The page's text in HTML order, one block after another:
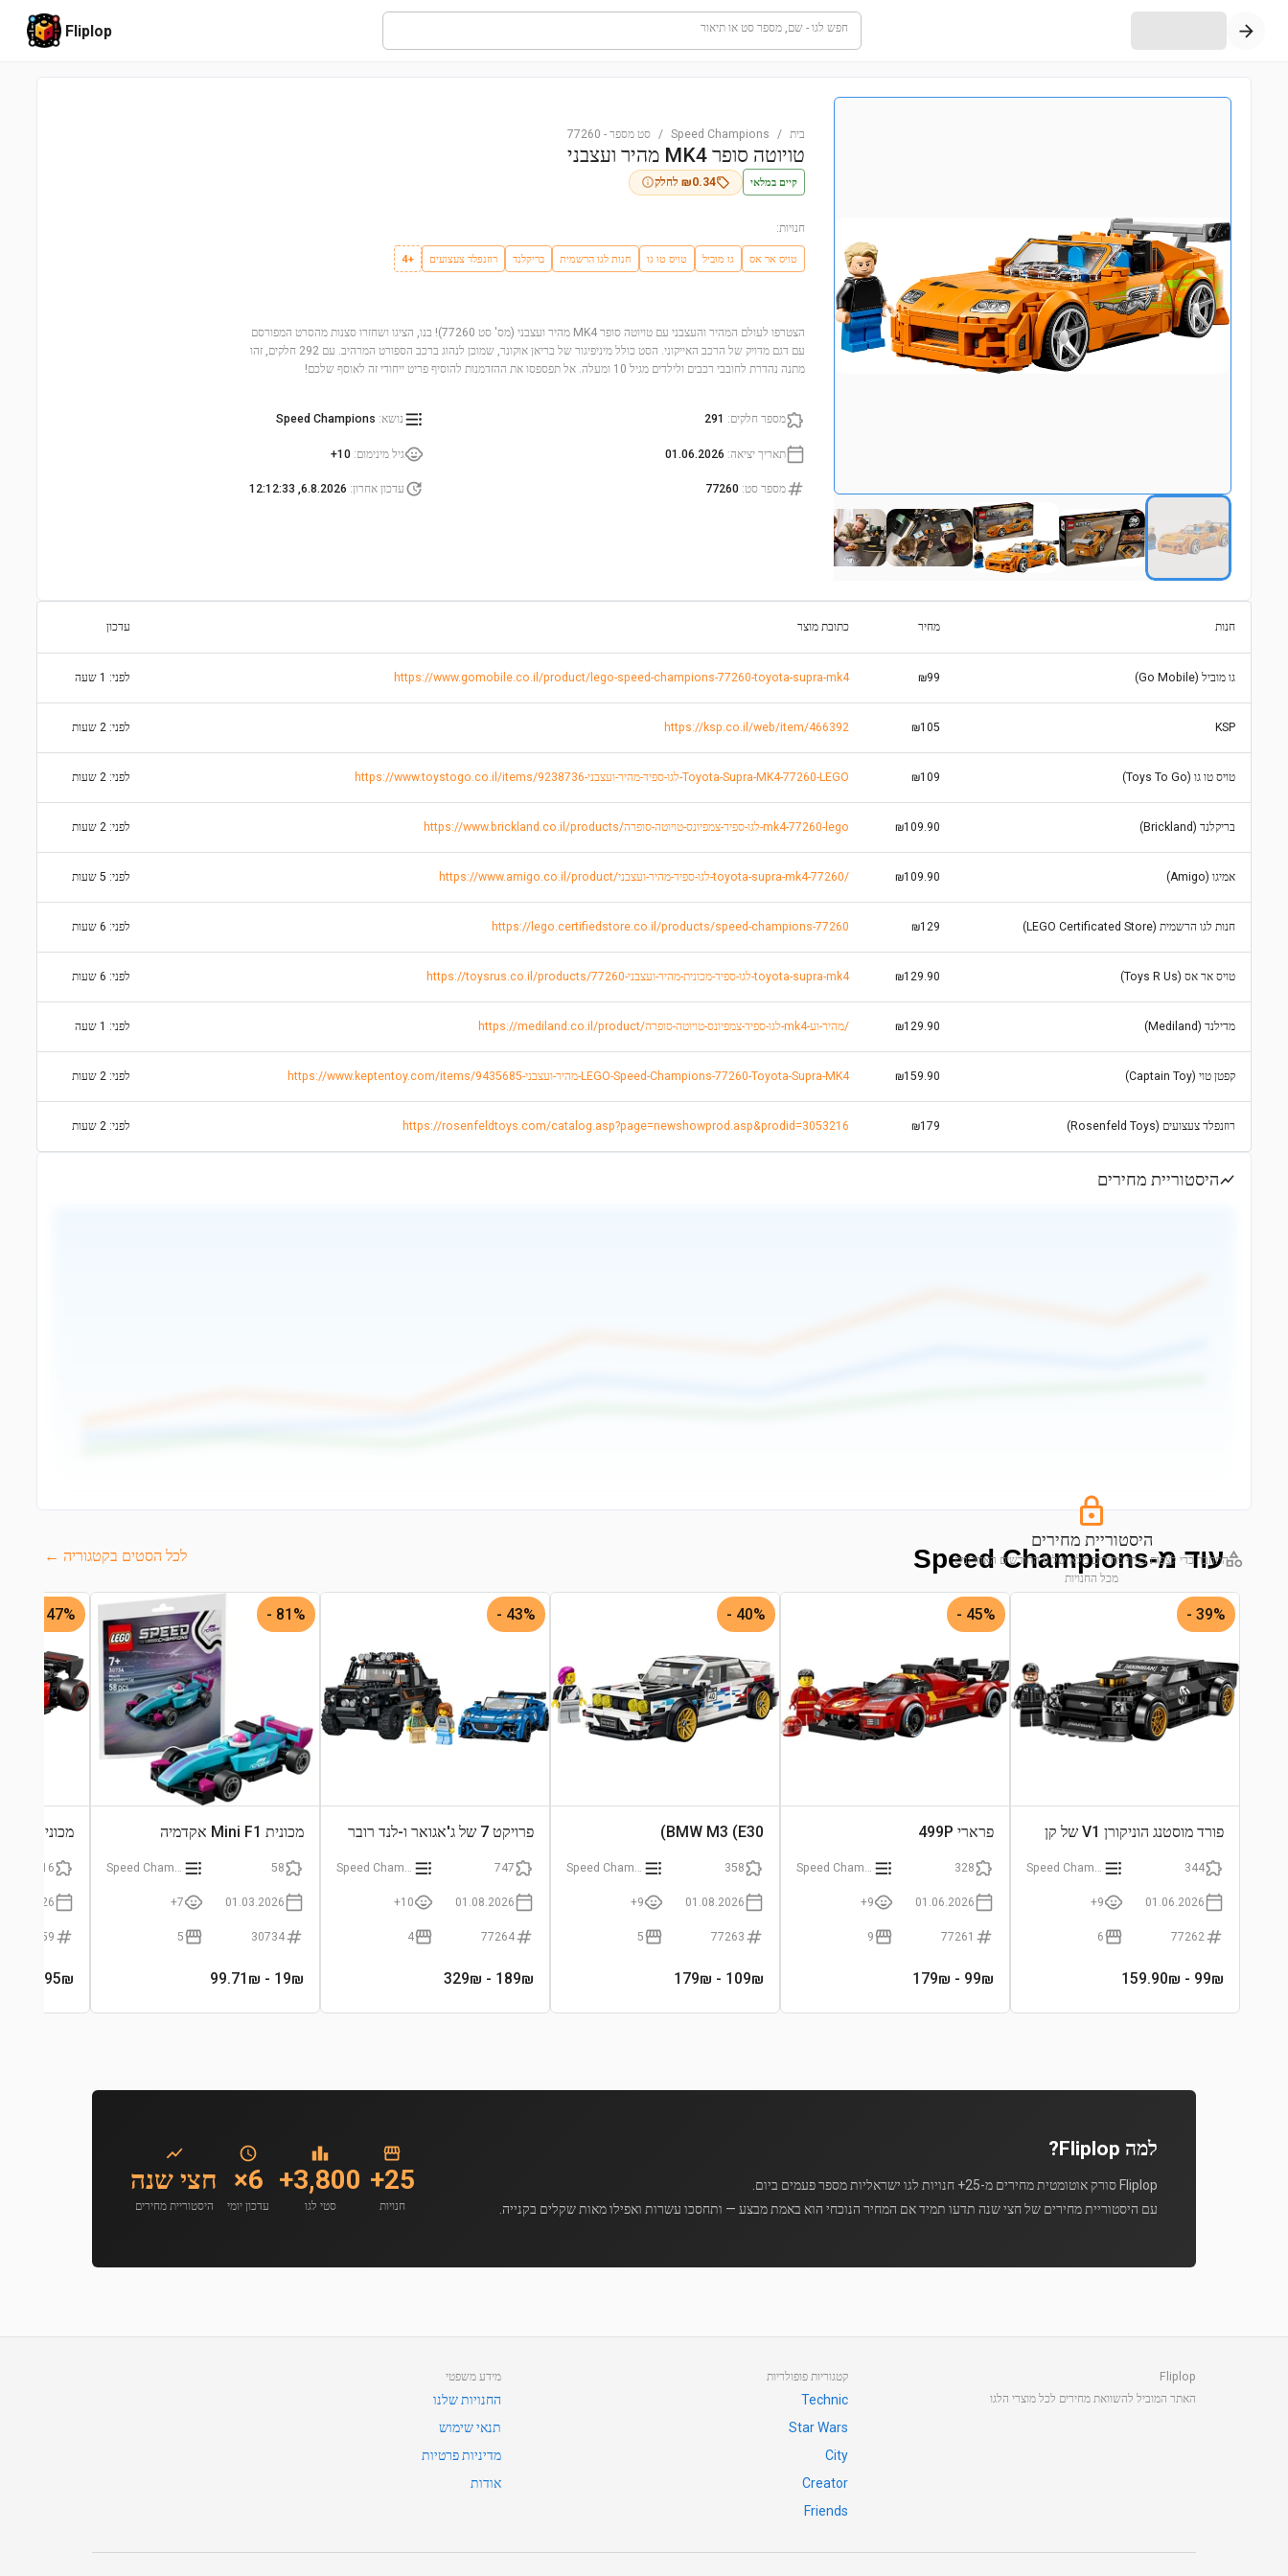
חפש לגו - שם, מספר סט או תיאור Fliplop
בית /
Speed Champions
/ סט מספר -
77260
טויוטה סופר MK4 מהיר ועצבני
קיים במלאי ₪0.34 לחלק
חנויות:
טויס אר אס גו מוביל טויס טו גו חנות לגו הרשמית בריקלנד רוזנפלד צעצועים +4
הצטרפו לעולם המהיר והעצבני עם טויוטה סופר MK4 מהיר ועצבני (מס' סט 77260)! בנו, הציגו ושחזרו סצנות מהסרט המפורסם
עם דגם מדויק של הרכב האייקוני. הסט כולל מיניפיגור של בריאן אוקונר, שמוכן לנהוג ברכב הספורט המרהיב. עם 292 חלקים, זהו
מתנה נהדרת לחובבי רכבים ולילדים מגיל 10 ומעלה. אל תפספסו את ההזדמנות להוסיף פריט ייחודי זה לאוסף שלכם!
מספר חלקים:
291 נושא:
Speed Champions
תאריך יציאה:
01.06.2026 גיל מינימום:
10+
מספר סט:
77260 עדכון אחרון:
6.8.2026, 12:12:33
חנות מחיר כתובת מוצר עדכון
גו מוביל (Go Mobile) ₪99
https://www.gomobile.co.il/product/lego-speed-champions-77260-toyota-supra-mk4 לפני: 1 שעה
KSP
₪105
https://ksp.co.il/web/item/466392 לפני: 2 שעות
טויס טו גו (Toys To Go) ₪109 https://www.toystogo.co.il/items/9238736-לגו-ספיד-מהיר-ועצבני-Toyota-Supra-MK4-77260-LEGO לפני: 2 שעות
בריקלנד (Brickland) ₪109.90 https://www.brickland.co.il/products/לגו-ספיד-צמפיונס-טויוטה-סופרה-mk4-77260-lego לפני: 2 שעות
אמיגו (Amigo) ₪109.90 https://www.amigo.co.il/product/לגו-ספיד-מהיר-ועצבני-toyota-supra-mk4-77260/ לפני: 5 שעות
חנות לגו הרשמית (LEGO Certificated Store) ₪129
https://lego.certifiedstore.co.il/products/speed-champions-77260 לפני: 6 שעות
טויס אר אס (Toys R Us) ₪129.90 https://toysrus.co.il/products/לגו-ספיד-מכונית-מהיר-ועצבני-77260-toyota-supra-mk4 לפני: 6 שעות
מדילנד (Mediland) ₪129.90 https://mediland.co.il/product/לגו-ספיד-צמפיונס-טויוטה-סופרה-mk4-מהיר-וע/ לפני: 1 שעה
קפטן טוי (Captain Toy) ₪159.90 https://www.keptentoy.com/items/9435685-מהיר-ועצבני-LEGO-Speed-Champions-77260-Toyota-Supra-MK4 לפני: 2 שעות
רוזנפלד צעצועים (Rosenfeld Toys) ₪179
https://rosenfeldtoys.com/catalog.asp?page=newshowprod.asp&prodid=3053216 לפני: 2 שעות
היסטוריית מחירים
היסטוריית מחירים
התחבר כדי לצפות בגרף מחירים מלא של 6 החודשים האחרונים
מכל החנויות
עוד מ-Speed Champions לכל הסטים בקטגוריה ←
39% -
פורד מוסטנג הוניקורן V1 של קן
344
01.06.2026
9+
77262
6
99₪
- 159.90₪
45% -
פרארי 499P
328
01.06.2026
9+
77261
9
99₪
- 179₪
40% -
BMW M3 (E30)
358
01.08.2026
9+
77263
5
109₪
- 179₪
43% -
פרויקט 7 של ג'אגואר ו-לנד רובר
747
01.08.2026
10+
77264
4
189₪
- 329₪
81% -
מכונית Mini F1 אקדמיה
58
01.03.2026
7+
30734
5
19₪
- 99.71₪
47% -
216
77259
95₪
למה Fliplop?
Fliplop סורק אוטומטית מחירים מ-25+ חנויות לגו ישראליות מספר פעמים ביום.
עם היסטוריית מחירים של חצי שנה תדעו תמיד אם המחיר הנוכחי הוא באמת מבצע — ותחסכו עשרות ואפילו מאות שקלים בקנייה.
25+
חנויות
3,800+
סטי לגו
6×
עדכון יומי
חצי שנה
היסטוריית מחירים
Fliplop
האתר המוביל להשוואת מחירים לכל מוצרי הלגו
קטגוריות פופולריות
Technic
Star Wars
City
Creator
Friends
מידע משפטי
החנויות שלנו
תנאי שימוש
מדיניות פרטיות
אודות